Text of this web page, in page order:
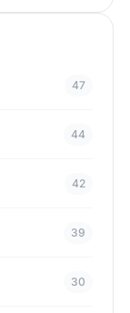
47
44
42
39
30